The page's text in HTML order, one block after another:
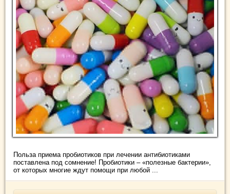
Польза приема пробиотиков при лечении антибиотиками
поставлена под сомнение! Пробиотики – «полезные бактерии»,
от которых многие ждут помощи при любой ...